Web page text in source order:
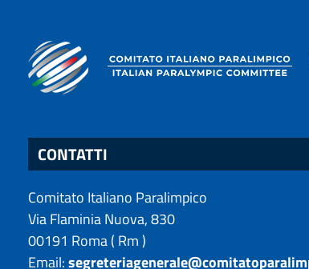
CONTATTI
Comitato Italiano Paralimpico
Via Flaminia Nuova, 830
00191 Roma( Rm)
Email: